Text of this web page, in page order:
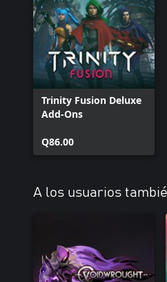
Trinity Fusion Deluxe
Add-Ons
Q86.00
A los usuarios